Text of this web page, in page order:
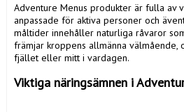
Adventure Menus produkter är fulla av
anpassade för aktiva personer och
måltider innehåller naturliga råvaror
främjar kroppens allmänna välmående,
fjället eller mitt i vardagen.
Viktiga näringsämnen i